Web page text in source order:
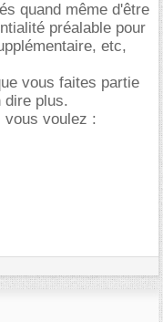
quand même d'être
préalable pour
etc,
vous faites partie
dire plus.
vous voulez :